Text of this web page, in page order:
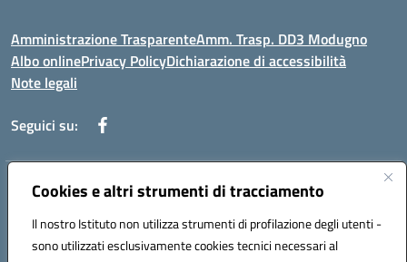
Cookies e altri strumenti di tracciamento
Il nostro Istituto non utilizza strumenti di profilazione degli utenti -
sono utilizzati esclusivamente cookies tecnici necessari al
Amministrazione TrasparenteAmm. Trasp. DD3 Modugno
Albo onlinePrivacy PolicyDichiarazione di accessibilità
Note legali
Seguici su:
Indirizzo:Via Magna Grecia, 1 - 70026 Modugno (Bari)
Posta elettronica certificata (PEC):baic8ap005@pec.istruzione.it